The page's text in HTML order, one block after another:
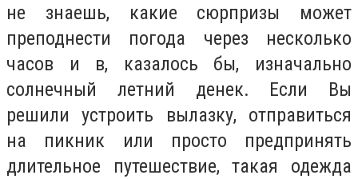
не знаешь, какие сюрпризы может
преподнести погода через несколько
часов и в, казалось бы, изначально
солнечный летний денек. Если Вы
решили устроить вылазку, отправиться
на пикник или просто предпринять
длительное путешествие, такая одежда